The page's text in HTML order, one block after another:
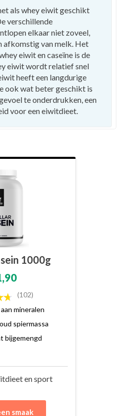
als whey eiwit geschikt
verschillende
elkaar niet zoveel,
afkomstig van melk. Het
eiwit en caseïne is de
eiwit wordt relatief snel
heeft een langdurige
ook wat beter geschikt is
te onderdrukken, een
voor een eiwitdieet.
1000g
(102)
mineralen
spiermassa
bijgemengd
en sport
smaak